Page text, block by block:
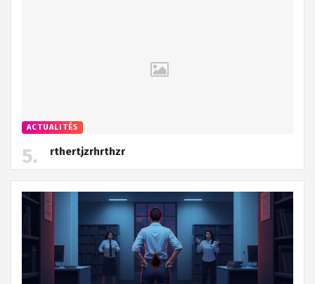
ACTUALITÉS
rthertjzrhrthzr